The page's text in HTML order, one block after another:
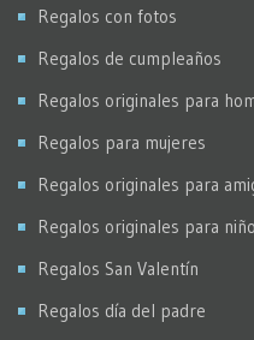
Regalos con fotos
Regalos de cumpleaños
Regalos originales para
Regalos para mujeres
Regalos originales para
Regalos originales para
Regalos San Valentín
Regalos día del padre